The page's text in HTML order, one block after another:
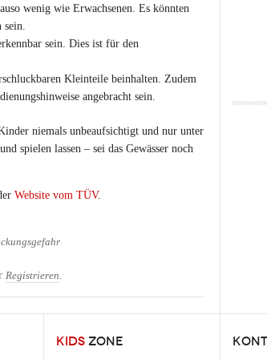
wenig wie Erwachsenen. Es könnten
sein.
sein. Dies ist für den
Kleinteile beinhalten. Zudem
angebracht sein.
niemals unbeaufsichtigt und nur unter
spielen lassen – sei das Gewässer noch
Website vom TÜV.
Registrieren.
KIDS ZONE